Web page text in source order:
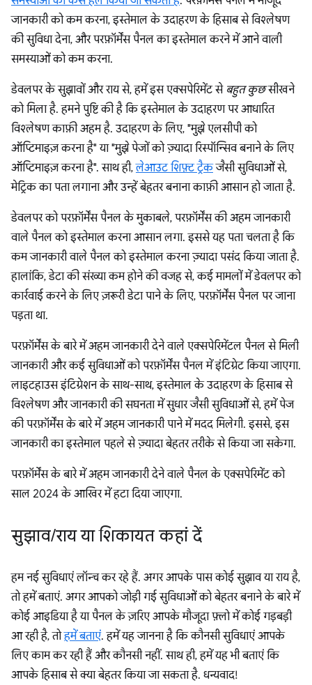
जानकारी को कम करना, इस्तेमाल के उदाहरण के हिसाब से विश्लेषण
की सुविधा देना, और परफ़ॉर्मेंस पैनल का इस्तेमाल करने में आने वाली
समस्याओं को कम करना.
डेवलपर के सुझावों और राय से, हमें इस एक्सपेरिमेंट से बहुत कुछसीखने
को मिला है. हमने पुष्टि की है कि इस्तेमाल के उदाहरण पर आधारित
विश्लेषण काफ़ी अहम है. उदाहरण के लिए, "मुझे एलसीपी को
ऑप्टिमाइज़ करना है" या "मुझे पेजों को ज़्यादा रिस्पॉन्सिव बनाने के लिए
ऑप्टिमाइज़ करना है". साथ ही,लेआउट शिफ़्ट ट्रैकजैसी सुविधाओं से,
मेट्रिक का पता लगाना और उन्हें बेहतर बनाना काफ़ी आसान हो जाता है.
डेवलपर को परफ़ॉर्मेंस पैनल के मुकाबले, परफ़ॉर्मेंस की अहम जानकारी
वाले पैनल को इस्तेमाल करना आसान लगा. इससे यह पता चलता है कि
कम जानकारी वाले पैनल को इस्तेमाल करना ज़्यादा पसंद किया जाता है.
हालांकि, डेटा की संख्या कम होने की वजह से, कई मामलों में डेवलपर को
कार्रवाई करने के लिए ज़रूरी डेटा पाने के लिए, परफ़ॉर्मेंस पैनल पर जाना
पड़ता था.
परफ़ॉर्मेंस के बारे में अहम जानकारी देने वाले एक्सपेरिमेंटल पैनल से मिली
जानकारी और कई सुविधाओं को परफ़ॉर्मेंस पैनल में इंटिग्रेट किया जाएगा.
लाइटहाउस इंटिग्रेशन के साथ-साथ, इस्तेमाल के उदाहरण के हिसाब से
विश्लेषण और जानकारी की सघनता में सुधार जैसी सुविधाओं से, हमें पेज
की परफ़ॉर्मेंस के बारे में अहम जानकारी पाने में मदद मिलेगी. इससे, इस
जानकारी का इस्तेमाल पहले से ज़्यादा बेहतर तरीके से किया जा सकेगा.
परफ़ॉर्मेंस के बारे में अहम जानकारी देने वाले पैनल के एक्सपेरिमेंट को
साल 2024 के आखिर में हटा दिया जाएगा.
सुझाव/राय या शिकायत कहां दें
हम नई सुविधाएं लॉन्च कर रहे हैं. अगर आपके पास कोई सुझाव या राय है,
तो हमें बताएं. अगर आपको जोड़ी गई सुविधाओं को बेहतर बनाने के बारे में
कोई आइडिया है या पैनल के ज़रिए आपके मौजूदा फ़्लो में कोई गड़बड़ी
आ रही है, तोहमें बताएं. हमें यह जानना है कि कौनसी सुविधाएं आपके
लिए काम कर रही हैं और कौनसी नहीं. साथ ही, हमें यह भी बताएं कि
आपके हिसाब से क्या बेहतर किया जा सकता है. धन्यवाद!